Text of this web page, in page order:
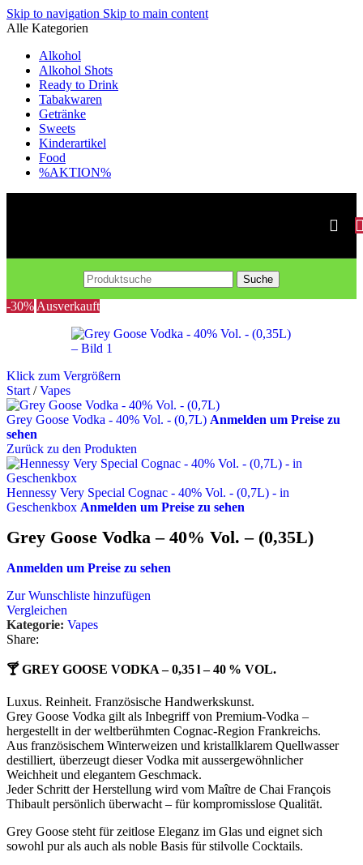
Skip to navigation Skip to main content
Alle Kategorien
Alkohol
Alkohol Shots
Ready to Drink
Tabakwaren
Getränke
Sweets
Kinderartikel
Food
%AKTION%
Suche
-30% Ausverkauft
Klick zum Vergrößern
Start / Vapes
Grey Goose Vodka - 40% Vol. - (0,7L) Anmelden um Preise zu
sehen
Zurück zu den Produkten
Hennessy Very Special Cognac - 40% Vol. - (0,7L) - in
Geschenkbox Anmelden um Preise zu sehen
Grey Goose Vodka – 40% Vol. – (0,35L)
Anmelden um Preise zu sehen
Zur Wunschliste hinzufügen
Vergleichen
Kategorie: Vapes
Share:
🍸 GREY GOOSE VODKA – 0,35 l – 40 % VOL.
Luxus. Reinheit. Französische Handwerkskunst.
Grey Goose Vodka gilt als Inbegriff von Premium-Vodka –
hergestellt in der weltberühmten Cognac-Region Frankreichs.
Aus französischem Winterweizen und kristallklarem Quellwasser
destilliert, überzeugt dieser Vodka mit aussergewöhnlicher
Weichheit und elegantem Geschmack.
Jeder Schritt der Herstellung wird vom Maître de Chai François
Thibault persönlich überwacht – für kompromisslose Qualität.
Grey Goose steht für zeitlose Eleganz im Glas und eignet sich
sowohl pur als auch als noble Basis für stilvolle Cocktails.